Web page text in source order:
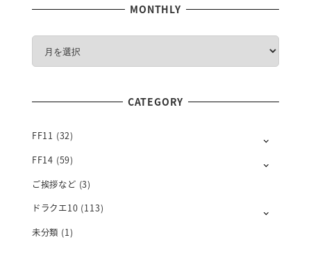
MONTHLY
H
Y
CATEGORY
FF11 (32)
FF14 (59)
ご挨拶など (3)
ドラクエ10 (113)
未分類 (1)